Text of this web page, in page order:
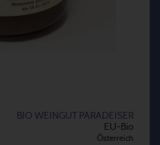
BIO WEINGUT PARADEISER
EU-Bio
Österreich